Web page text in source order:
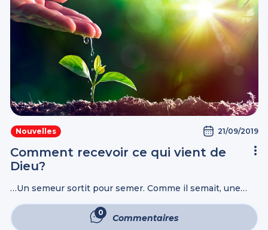
Nouvelles 21/09/2019
Comment recevoir ce qui vient de
Dieu?
…Un semeur sortit pour semer. Comme il semait, une
oiseaux vinrent, et la mangèrent. Une autre partie tomba
dans les ...
0 Commentaires